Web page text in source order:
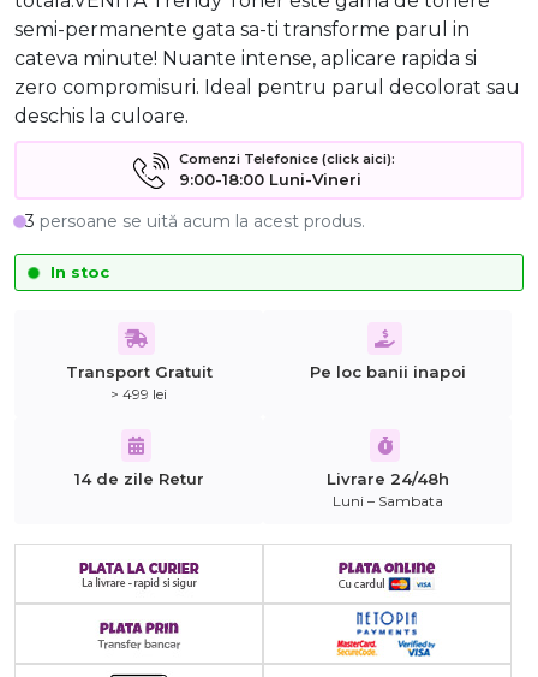
semi-permanente gata sa-ti transforme parul in
cateva minute! Nuante intense, aplicare rapida si
zero compromisuri. Ideal pentru parul decolorat sau
deschis la culoare.
Comenzi Telefonice (click aici):
9:00-18:00 Luni-Vineri
3 persoane se uită acum la acest produs.
In stoc
Transport Gratuit
> 499 lei
Pe loc banii inapoi
14 de zile Retur Livrare 24/48h
Luni – Sambata